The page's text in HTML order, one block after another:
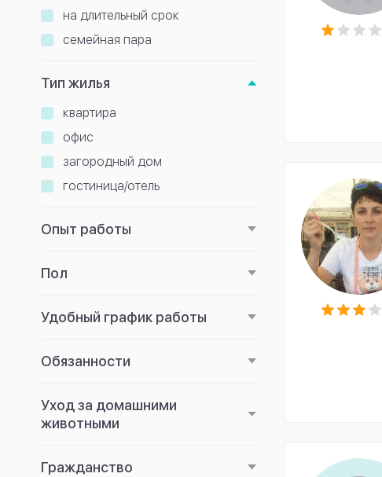
на длительный срок
семейная пара
Тип жилья
квартира
офис
загородный дом
гостиница/отель
Опыт работы
Пол
Удобный график работы
Обязанности
Уход за домашними
животными
Гражданство